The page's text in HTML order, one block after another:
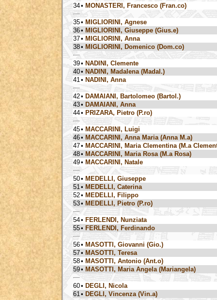
34• MONASTERI, Francesco (Fran.co)
35• MIGLIORINI, Agnese
36• MIGLIORINI, Giuseppe (Gius.e)
37• MIGLIORINI, Anna
38• MIGLIORINI, Domenico (Dom.co)
39• NADINI, Clemente
40• NADINI, Madalena (Madal.)
41 • NADINI, Anna
42• DAMAIANI, Bartolomeo (Bartol.)
43• DAMAIANI, Anna
44• PRIZARA, Pietro (P.ro)
45• MACCARINI, Luigi
46• MACCARINI, Anna Maria (Anna M.a)
47• MACCARINI, Maria Clementina (M.a
48• MACCARINI, Maria Rosa (M.a Rosa)
49• MACCARINI, Natale
50• MEDELLI, Giuseppe
51 • MEDELLI, Caterina
52• MEDELLI, Filippo
53• MEDELLI, Pietro (P.ro)
54• FERLENDI, Nunziata
55• FERLENDI, Ferdinando
56• MASOTTI, Giovanni (Gio.)
57• MASOTTI, Teresa
58• MASOTTI, Antonio (Ant.o)
59• MASOTTI, Maria Angela (Mariangela)
60• DEGLI, Nicola
61 • DEGLI, Vincenza (Vin.a)